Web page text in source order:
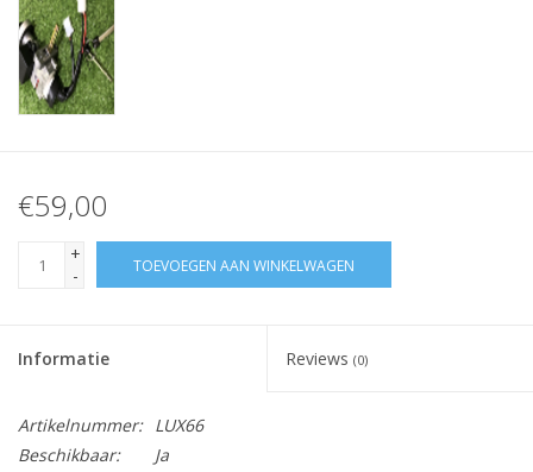
€59,00
+
-
TOEVOEGEN AAN WINKELWAGEN
Informatie Reviews (0)
Artikelnummer: LUX66
Beschikbaar:
Ja